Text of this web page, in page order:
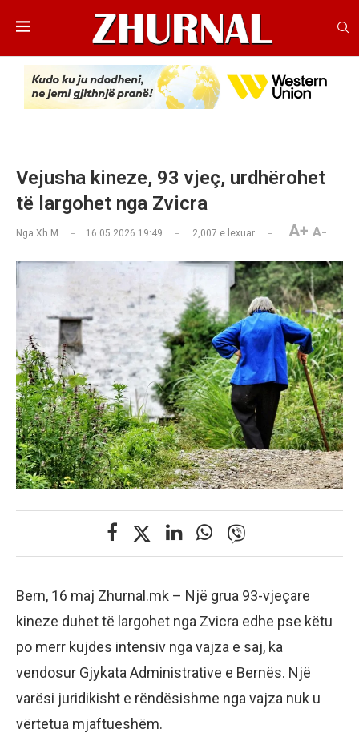
Vejusha kineze, 93 vjeç, urdhërohet
të largohet nga Zvicra
Nga Xh M 16.05.2026 19:49 2,007 e lexuar A+ A-
Bern, 16 maj Zhurnal.mk – Një grua 93-vjeçare
kineze duhet të largohet nga Zvicra edhe pse këtu
po merr kujdes intensiv nga vajza e saj, ka
vendosur Gjykata Administrative e Bernës. Një
varësi juridikisht e rëndësishme nga vajza nuk u
vërtetua mjaftueshëm.